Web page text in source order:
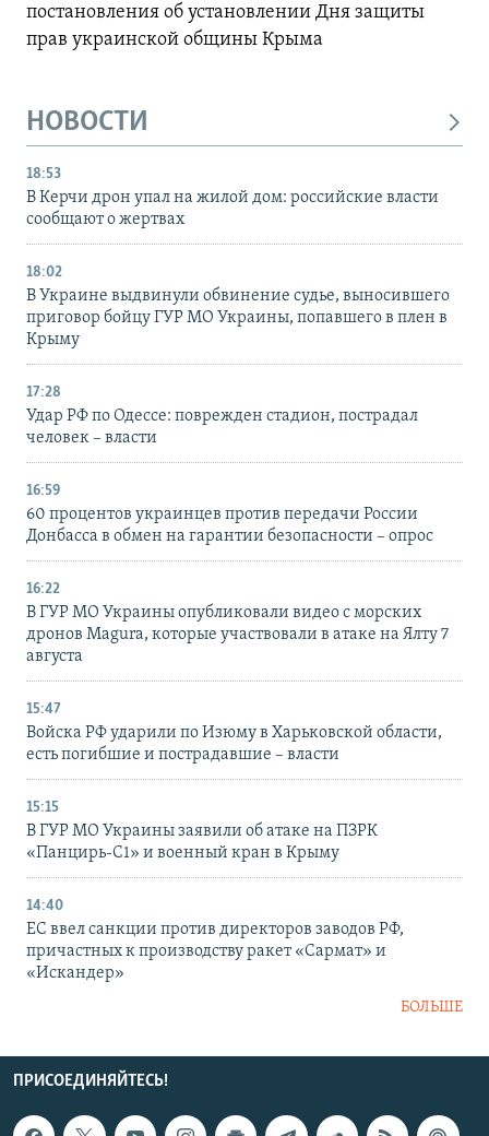
постановления об установлении Дня защиты
прав украинской общины Крыма
НОВОСТИ
18:53
В Керчи дрон упал на жилой дом: российские власти
сообщают о жертвах
18:02
В Украине выдвинули обвинение судье, выносившего
приговор бойцу ГУР МО Украины, попавшего в плен в
Крыму
17:28
Удар РФ по Одессе: поврежден стадион, пострадал
человек – власти
16:59
60 процентов украинцев против передачи России
Донбасса в обмен на гарантии безопасности – опрос
16:22
В ГУР МО Украины опубликовали видео с морских
дронов Magura, которые участвовали в атаке на Ялту 7
августа
15:47
Войска РФ ударили по Изюму в Харьковской области,
есть погибшие и пострадавшие – власти
15:15
В ГУР МО Украины заявили об атаке на ПЗРК
«Панцирь-С1» и военный кран в Крыму
14:40
ЕС ввел санкции против директоров заводов РФ,
причастных к производству ракет «Сармат» и
«Искандер»
БОЛЬШЕ
ПРИСОЕДИНЯЙТЕСЬ!